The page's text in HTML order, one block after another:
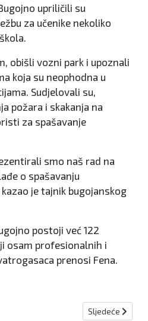
upriličili su
za učenike nekoliko
obišli vozni park i upoznali
koja su neophodna u
Sudjelovali su,
požara i skakanja na
za spašavanje
smo naš rad na
o spašavanju
je tajnik bugojanskog
postoji već 122
osam profesionalnih i
prenosi Fena.
U KREŠEVU Sljedeći
Sljedeće